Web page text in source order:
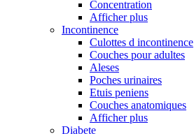
Concentration
Afficher plus
Incontinence
Culottes d incontinence
Couches pour adultes
Aleses
Poches urinaires
Etuis peniens
Couches anatomiques
Afficher plus
Diabete